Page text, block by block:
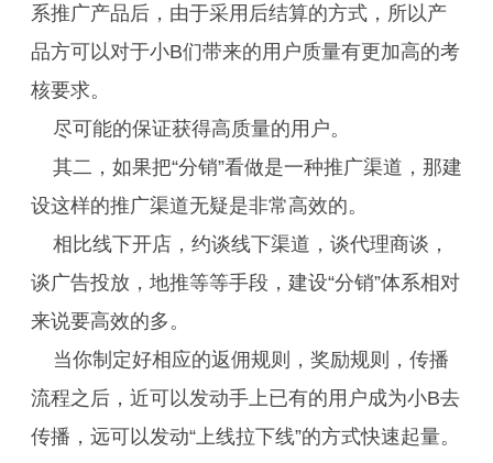
系推广产品后，由于采用后结算的方式，所以产
品方可以对于小B们带来的用户质量有更加高的考
核要求。
尽可能的保证获得高质量的用户。
其二，如果把“分销”看做是一种推广渠道，那建
设这样的推广渠道无疑是非常高效的。
相比线下开店，约谈线下渠道，谈代理商谈，
谈广告投放，地推等等手段，建设“分销”体系相对
来说要高效的多。
当你制定好相应的返佣规则，奖励规则，传播
流程之后，近可以发动手上已有的用户成为小B去
传播，远可以发动“上线拉下线”的方式快速起量。